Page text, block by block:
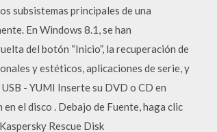
subsistemas principales de una
En Windows 8.1, se han
del botón “Inicio”, la recuperación de
y estéticos, aplicaciones de serie, y
- YUMI Inserte su DVD o CD en
el disco . Debajo de Fuente, haga clic
Rescue Disk